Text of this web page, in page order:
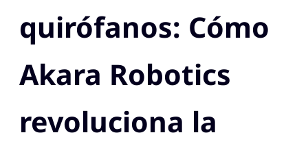
quirófanos: Cómo
Akara Robotics
revoluciona la